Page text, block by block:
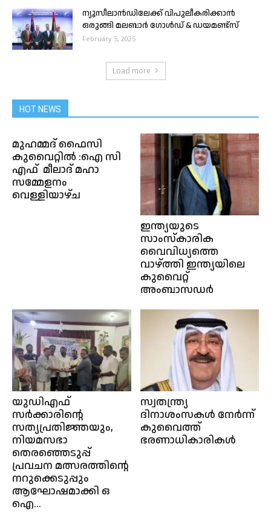
ന്യൂസീലാൻഡിലേക്ക് വിപുലീകരിക്കാൻ
ഒരുങ്ങി മലബാർ ഗോൾഡ് & ഡയമണ്ട്സ്
February 5, 2025
Load more
HOT NEWS
മുഹമ്മദ് ഫൈസി
കുവൈറ്റിൽ :ഐ സി
എഫ് മീലാദ് മഹാ
സമ്മേളനം
വെള്ളിയാഴ്ച
ഇന്ത്യയുടെ
സാംസ്കാരിക
വൈവിധ്യത്തെ
വാഴ്ത്തി ഇന്ത്യയിലെ
കുവൈറ്റ്
അംബാസഡർ
യുഡിഎഫ്
സർക്കാരിന്റെ
സത്യപ്രതിജ്ഞയും,
നിയമസഭാ
തെരഞ്ഞെടുപ്പ്
പ്രവചന മത്സരത്തിന്റെ
നറുക്കെടുപ്പും
ആഘോഷമാക്കി ഒ
ഐ...
സ്വതന്ത്ര്യ
ദിനാശംസകൾ നേർന്ന്
കുവൈത്ത്
ഭരണാധികാരികൾ